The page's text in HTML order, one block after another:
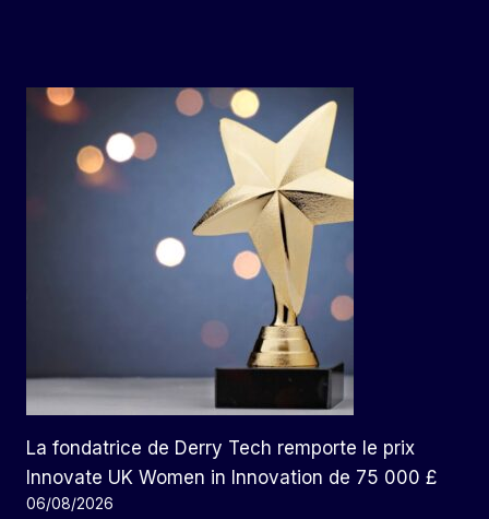
La fondatrice de Derry Tech remporte le prix
Innovate UK Women in Innovation de 75 000 £
06/08/2026